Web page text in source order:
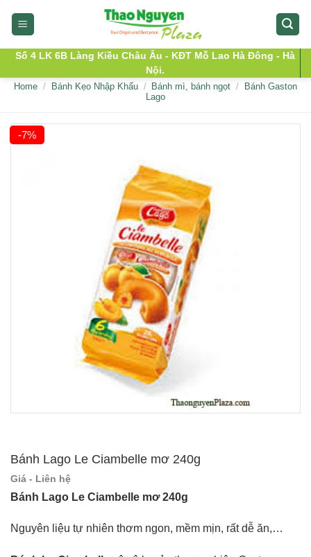
Số 4 LK 6B Làng Kiều Châu Âu - KĐT Mỗ Lao Hà Đông - Hà
Nội.
Home / Bánh Kẹo Nhập Khẩu / Bánh mì, bánh ngọt /
Bánh Gaston
Lago
-7%
Bánh Lago Le Ciambelle mơ 240g
Giá - Liên hệ
Bánh Lago Le Ciambelle mơ 240g
Nguyên liệu tự nhiên thơm ngon, mềm mịn, rất dễ ăn,…